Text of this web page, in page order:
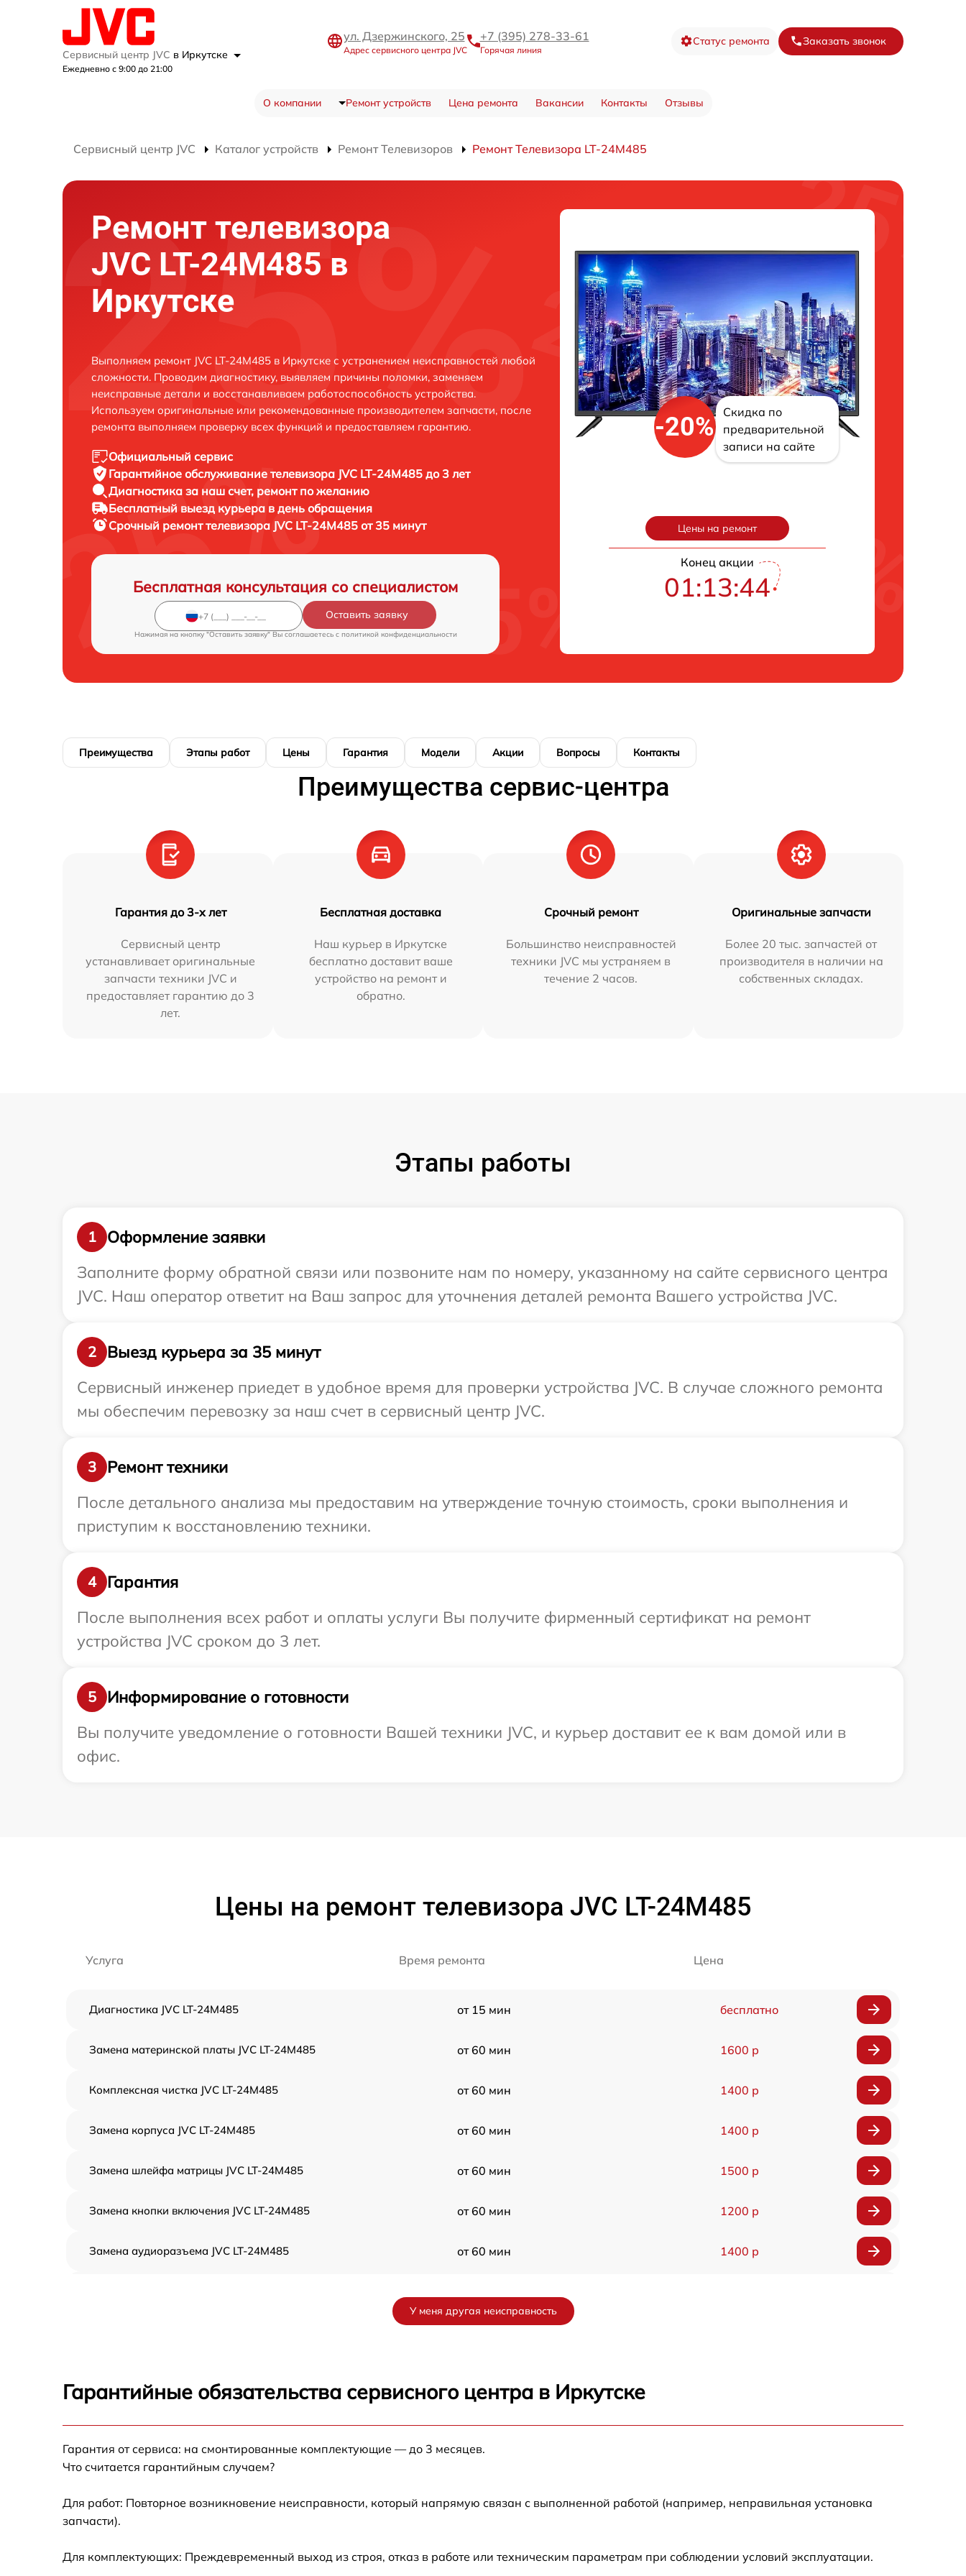
Сервисный центр JVC в Иркутске
Ежедневно с 9:00 до 21:00
ул. Дзержинского, 25
Адрес сервисного центра JVC
+7 (395) 278-33-61
Горячая линия
Статус ремонта Заказать звонок
О компании Ремонт устройств Цена ремонта Вакансии Контакты Отзывы
Сервисный центр JVC Каталог устройств Ремонт Телевизоров Ремонт Телевизора LT-24M485
Ремонт телевизора
JVC LT-24M485 в
Иркутске
Выполняем ремонт JVC LT-24M485 в Иркутске с устранением неисправностей любой
сложности. Проводим диагностику, выявляем причины поломки, заменяем
неисправные детали и восстанавливаем работоспособность устройства.
Используем оригинальные или рекомендованные производителем запчасти, после
ремонта выполняем проверку всех функций и предоставляем гарантию.
Официальный сервис
Гарантийное обслуживание телевизора JVC LT-24M485 до 3 лет
Диагностика за наш счет, ремонт по желанию
Бесплатный выезд курьера в день обращения
Срочный ремонттелевизора JVC LT-24M485 от 35 минут
Бесплатная консультация со специалистом
Оставить заявку
Нажимая на кнопку "Оставить заявку" Вы соглашаетесь c политикой конфиденциальности
-20%
Скидка по
предварительной
записи на сайте
Цены на ремонт
Конец акции
01:13:43
Преимущества Этапы работ Цены Гарантия Модели Акции Вопросы Контакты
Преимущества сервис-центра
Гарантия до 3-х лет
Сервисный центр
устанавливает оригинальные
запчасти техники JVC и
предоставляет гарантию до 3
лет.
Бесплатная доставка
Наш курьер в Иркутске
бесплатно доставит ваше
устройство на ремонт и
обратно.
Срочный ремонт
Большинство неисправностей
техники JVC мы устраняем в
течение 2 часов.
Оригинальные запчасти
Более 20 тыс. запчастей от
производителя в наличии на
собственных складах.
Этапы работы
1
Оформление заявки
Заполните форму обратной связи или позвоните нам по номеру, указанному на сайте сервисного центра
JVC. Наш оператор ответит на Ваш запрос для уточнения деталей ремонта Вашего устройства JVC.
2
Выезд курьера за 35 минут
Сервисный инженер приедет в удобное время для проверки устройства JVC. В случае сложного ремонта
мы обеспечим перевозку за наш счет в сервисный центр JVC.
3
Ремонт техники
После детального анализа мы предоставим на утверждение точную стоимость, сроки выполнения и
приступим к восстановлению техники.
4
Гарантия
После выполнения всех работ и оплаты услуги Вы получите фирменный сертификат на ремонт
устройства JVC сроком до 3 лет.
5
Информирование о готовности
Вы получите уведомление о готовности Вашей техники JVC, и курьер доставит ее к вам домой или в
офис.
Цены на ремонт телевизора JVC LT-24M485
Услуга Время ремонта Цена
Диагностика JVC LT-24M485 от 15 мин бесплатно
Замена материнской платы JVC LT-24M485 от 60 мин 1600 р
Комплексная чистка JVC LT-24M485 от 60 мин 1400 р
Замена корпуса JVC LT-24M485 от 60 мин 1400 р
Замена шлейфа матрицы JVC LT-24M485 от 60 мин 1500 р
Замена кнопки включения JVC LT-24M485 от 60 мин 1200 р
Замена аудиоразъема JVC LT-24M485 от 60 мин 1400 р
Прошивка блока управления JVC LT-24M485 от 60 мин
У меня другая неисправность
Гарантийные обязательства сервисного центра в Иркутске
Гарантия от сервиса: на смонтированные комплектующие — до 3 месяцев.
Что считается гарантийным случаем?
Для работ: Повторное возникновение неисправности, который напрямую связан с выполненной работой (например, неправильная установка
запчасти).
Для комплектующих: Преждевременный выход из строя, отказ в работе или техническим параметрам при соблюдении условий эксплуатации.